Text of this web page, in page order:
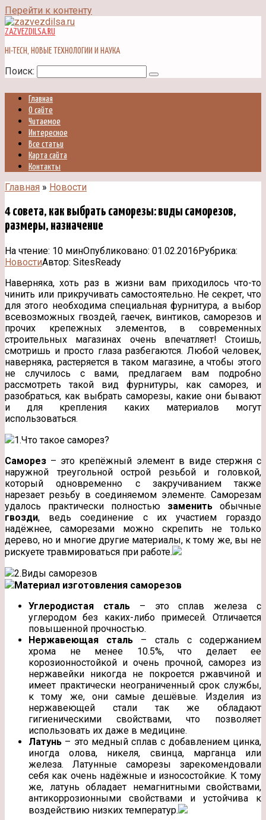
Перейти к контенту
ZAZVEZDILSA.RU
HI-TECH, НОВЫЕ ТЕХНОЛОГИИ И НАУКА
Поиск:
Главная
О сайте
Читаемое
Интересное
Все статьи
Карта сайта
Контакты
Главная » Новости
4 совета, как выбрать саморезы: виды саморезов,
размеры, назначение
На чтение: 10 минОпубликовано: 01.02.2016Рубрика:
НовостиАвтор: SitesReady
Наверняка, хоть раз в жизни вам приходилось что-то
чинить или прикручивать самостоятельно. Не секрет, что
для этого необходима специальная фурнитура, а выбор
всевозможных гвоздей, гаечек, винтиков, саморезов и
прочих крепежных элементов, в современных
строительных магазинах очень впечатляет! Стоишь,
смотришь и просто глаза разбегаются. Любой человек,
наверняка, растеряется в таком магазине, а чтобы этого
не случилось с вами, предлагаем вам подробно
рассмотреть такой вид фурнитуры, как саморез, и
разобраться, как выбрать саморезы, какие они бывают
и для крепления каких материалов могут
использоваться.
1.Что такое саморез?
Саморез – это крепёжный элемент в виде стержня с
наружной треугольной острой резьбой и головкой,
который одновременно с закручиванием также
нарезает резьбу в соединяемом элементе. Саморезам
удалось практически полностью заменить обычные
гвозди, ведь соединение с их участием гораздо
надёжнее, саморезами можно скрепить не только
дерево, но и многие другие материалы, к тому же, вы не
рискуете травмироваться при работе.
2.Виды саморезов
Материал изготовления саморезов
Углеродистая сталь – это сплав железа с
углеродом без каких-либо примесей. Отличается
повышенной прочностью.
Нержавеющая сталь – сталь с содержанием
хрома не менее 10.5%, что делает ее
корозионностойкой и очень прочной, саморез из
нержавейки никогда не покроется ржавчиной и
имеет практически неограниченный срок службы,
к тому же, они самые дешёвые. Изделия из
нержавеющей стали так же обладают
гигиеническими свойствами, что позволяет
использовать их даже в медицине.
Латунь – это медный сплав с добавлением цинка,
иногда олова, никеля, свинца, марганца или
железа. Латунные саморезы зарекомендовали
себя как очень надёжные и износостойкие. К тому
же, латунь обладает немагнитными свойствами,
антикоррозионными свойствами и устойчива к
воздействию низких температур.